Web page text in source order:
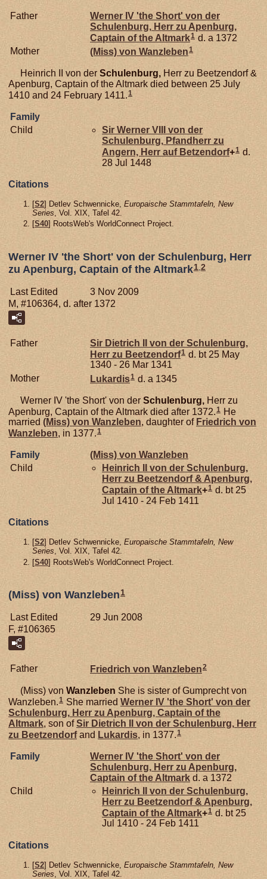
Father
Werner IV 'the Short' von der
Schulenburg, Herr zu Apenburg,
Captain of the Altmark1 d. a 1372
Mother
(Miss) von Wanzleben1
Heinrich II von der Schulenburg, Herr zu Beetzendorf &
Apenburg, Captain of the Altmark died between 25 July
1410 and 24 February 1411.1
Family
Child
Sir Werner VIII von der
Schulenburg, Pfandherr zu
Angern, Herr auf Betzendorf+1 d.
28 Jul 1448
Citations
[S2] Detlev Schwennicke, Europaische Stammtafeln, New
Series, Vol. XIX, Tafel 42.
[S40] RootsWeb's WorldConnect Project.
Werner IV 'the Short' von der Schulenburg, Herr
zu Apenburg, Captain of the Altmark1 2
Last Edited
3 Nov 2009
M, #106364, d. after 1372
Father Sir Dietrich II von der Schulenburg,
Herr zu Beetzendorf1 d. bt 25 May
1340 - 26 Mar 1341
Mother
Lukardis1 d. a 1345
Werner IV 'the Short' von derSchulenburg, Herr zu
Apenburg, Captain of the Altmark died after 1372. 1 He
married (Miss) von Wanzleben, daughter of Friedrich von
Wanzleben, in 1377.1
Family (Miss) von Wanzleben
Child
Heinrich II von der Schulenburg,
Herr zu Beetzendorf & Apenburg,
Captain of the Altmark+1 d. bt 25
Jul 1410 - 24 Feb 1411
Citations
[S2] Detlev Schwennicke, Europaische Stammtafeln, New
Series, Vol. XIX, Tafel 42.
[S40] RootsWeb's WorldConnect Project.
(Miss) von Wanzleben 1
Last Edited
29 Jun 2008
F, #106365
Father Friedrich von Wanzleben2
(Miss) von Wanzleben She is sister of Gumprecht von
Wanzleben.1 She married Werner IV 'the Short' von der
Schulenburg, Herr zu Apenburg, Captain of the
Altmark, son ofSir Dietrich II von der Schulenburg, Herr
zu Beetzendorfand Lukardis, in 1377.1
Family
Werner IV 'the Short' von der
Schulenburg, Herr zu Apenburg,
Captain of the Altmark d. a 1372
Child
Heinrich II von der Schulenburg,
Herr zu Beetzendorf & Apenburg,
Captain of the Altmark+1 d. bt 25
Jul 1410 - 24 Feb 1411
Citations
[S2] Detlev Schwennicke, Europaische Stammtafeln, New
Series , Vol. XIX, Tafel 42.